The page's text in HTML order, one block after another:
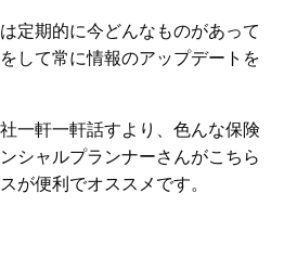
期的に今どんなものがあって
して常に情報のアップデートを
一軒一軒話すより、色んな保険
シャルプランナーさんがこちら
が便利でオススメです。